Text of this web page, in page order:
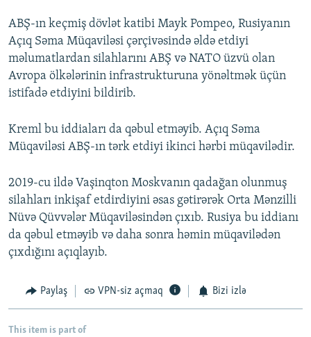
ABŞ-ın keçmiş dövlət katibi Mayk Pompeo, Rusiyanın
Açıq Səma Müqaviləsi çərçivəsində əldə etdiyi
məlumatlardan silahlarını ABŞ və NATO üzvü olan
Avropa ölkələrinin infrastrukturuna yönəltmək üçün
istifadə etdiyini bildirib.
Kreml bu iddiaları da qəbul etməyib. Açıq Səma
Müqaviləsi ABŞ-ın tərk etdiyi ikinci hərbi müqavilədir.
2019-cu ildə Vaşinqton Moskvanın qadağan olunmuş
silahları inkişaf etdirdiyini əsas gətirərək Orta Mənzilli
Nüvə Qüvvələr Müqaviləsindən çıxıb. Rusiya bu iddianı
da qəbul etməyib və daha sonra həmin müqavilədən
çıxdığını açıqlayıb.
Paylaş VPN-siz açmaq Bizi izlə
This item is part of